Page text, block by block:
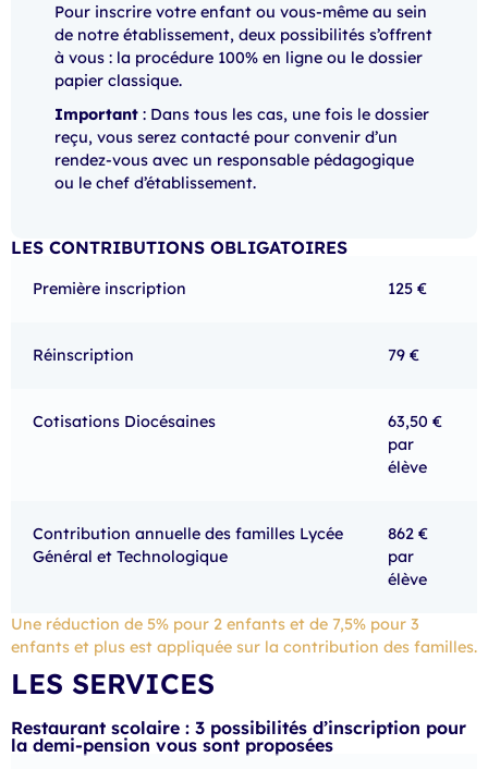
Pour inscrire votre enfant ou vous-même au sein
de notre établissement, deux possibilités s’offrent
à vous : la procédure 100% en ligne ou le dossier
papier classique.
Important : Dans tous les cas, une fois le dossier
reçu, vous serez contacté pour convenir d’un
rendez-vous avec un responsable pédagogique
ou le chef d’établissement.
LES CONTRIBUTIONS OBLIGATOIRES
Première inscription 125 €
Réinscription 79 €
Cotisations Diocésaines
63,50 €
par
élève
Contribution annuelle des familles Lycée
Général et Technologique
862 €
par
élève
Une réduction de 5% pour 2 enfants et de 7,5% pour 3
enfants et plus est appliquée sur la contribution des familles.
LES SERVICES
Restaurant scolaire : 3 possibilités d’inscription pour
la demi-pension vous sont proposées